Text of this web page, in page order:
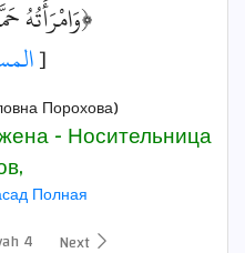
﴿وَامْرَأَتُهُ
[
Порохова)
- Носительница
Полная
4 Next